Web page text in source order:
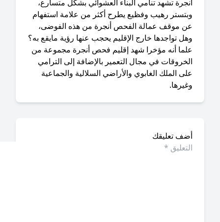
تشهد تنامي البناء العشوائي بشكل متسارع،
رهيب وفظيع يطرح أكثر من علامة استفهام
موقف عمالة الفحص أنجرة من هذه الفوضى،
تواجدها خارج الإقليم يحجب عنها رؤية مايقع به؟
أنه مؤخرا شهد إقليم فحص أنجرة مجموعة من
في مجال التعمير بالإضافة إلى الترامي
الملك الغابوي والأراضي السلالية والجماعية
تعليقك